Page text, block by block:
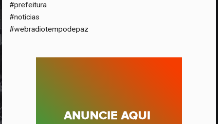
#prefeitura
#noticias
#webradiotempodepaz